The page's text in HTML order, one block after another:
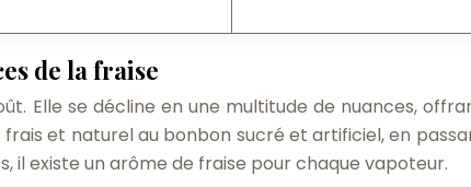
de la fraise
Elle se décline en une multitude de nuances,
et naturel au bonbon sucré et artificiel, en
il existe un arôme de fraise pour chaque vapoteur.